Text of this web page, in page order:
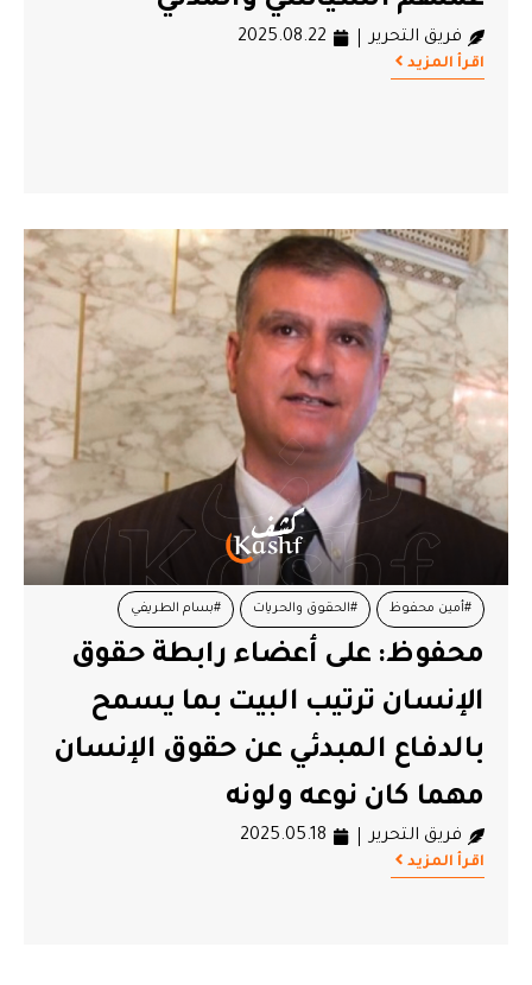
فريق التحرير 2025.08.22
اقرأ المزيد
#أمين محفوظ #الحقوق والحريات #بسام الطريفي
#حقوق الإنسان #رابطة حقوق الإنسان
محفوظ: على أعضاء رابطة حقوق
الإنسان ترتيب البيت بما يسمح
بالدفاع المبدئي عن حقوق الإنسان
مهما كان نوعه ولونه
فريق التحرير 2025.05.18
اقرأ المزيد